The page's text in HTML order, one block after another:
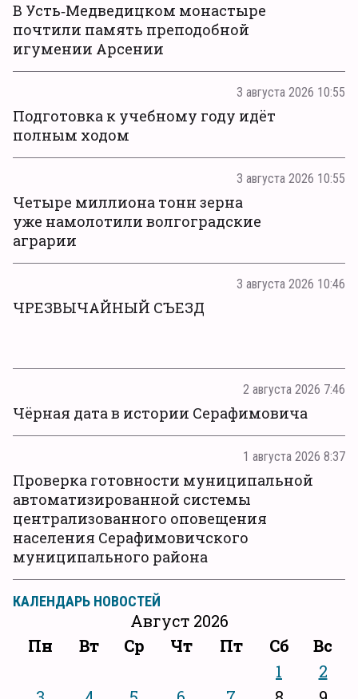
В Усть‑Медведицком монастыре
почтили память преподобной
игумении Арсении
3 августа 2026 10:55
Подготовка к учебному году идёт
полным ходом
3 августа 2026 10:55
Четыре миллиона тонн зерна
уже намолотили волгоградские
аграрии
3 августа 2026 10:46
ЧРЕЗВЫЧАЙНЫЙ СЪЕЗД
2 августа 2026 7:46
Чёрная дата в истории Серафимовича
1 августа 2026 8:37
Проверка готовности муниципальной
автоматизированной системы
централизованного оповещения
населения Серафимовичского
муниципального района
КАЛЕНДАРЬ НОВОСТЕЙ
Август 2026
Пн
Вт Ср Чт Пт Сб Вс
1
2